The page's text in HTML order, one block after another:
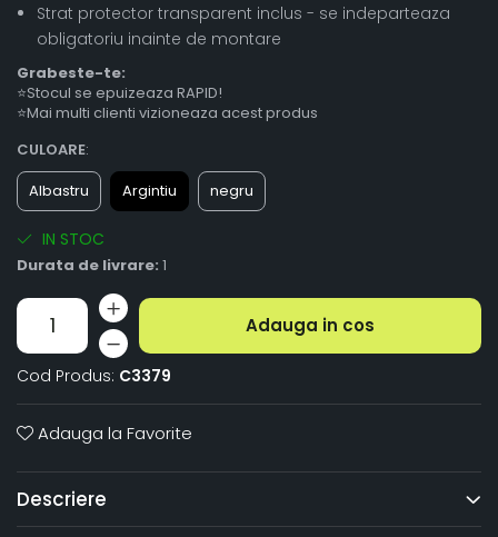
Strat protector transparent inclus - se indeparteaza
obligatoriu inainte de montare
Grabeste-te:
⭐Stocul se epuizeaza RAPID!
⭐Mai multi clienti vizioneaza acest produs
CULOARE:
Albastru
Argintiu negru
IN STOC
Durata de livrare: 1
Adauga in cos
Cod Produs: C3379
Adauga la Favorite
Descriere